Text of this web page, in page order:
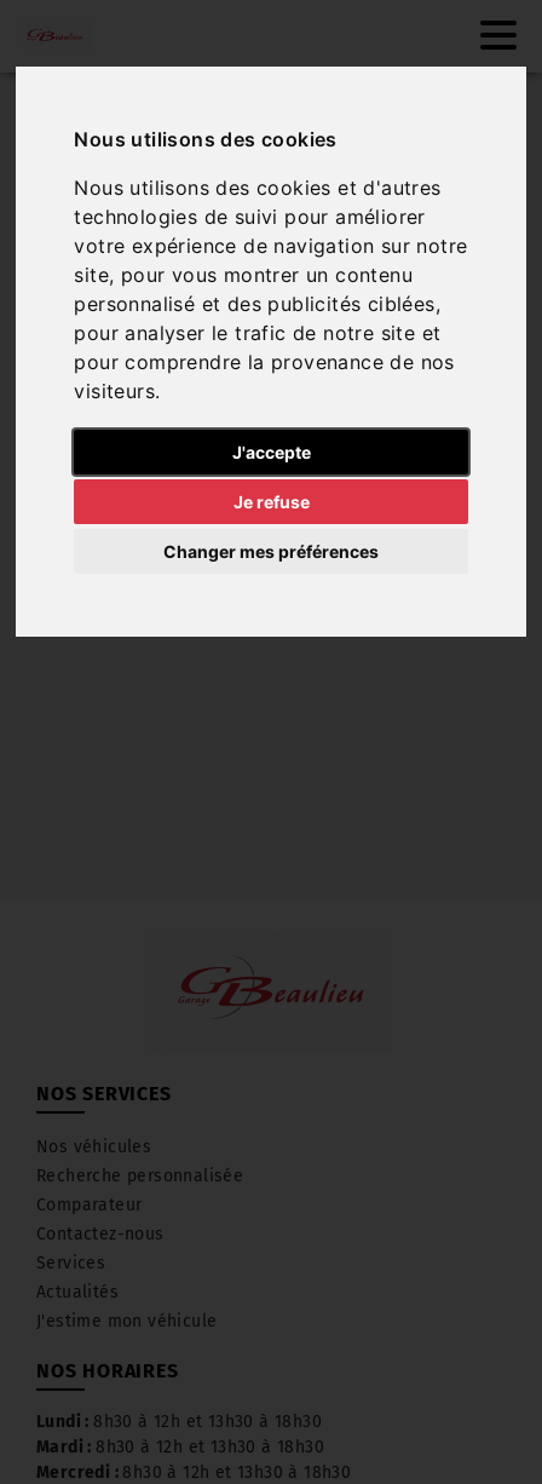
Nous utilisons des cookies
Nous utilisons des cookies et d'autres
technologies de suivi pour améliorer
votre expérience de navigation sur notre
site, pour vous montrer un contenu
personnalisé et des publicités ciblées,
pour analyser le trafic de notre site et
pour comprendre la provenance de nos
visiteurs.
J'accepte
Je refuse
Changer mes préférences
Comparateur de
véhicules
Aucun véhicule dans le comparateur, vous
pouvez en ajouter via notre page de véhicules
véhicules
NOS SERVICES
Nos véhicules
Recherche personnalisée
Comparateur
Contactez-nous
Services
Actualités
J'estime mon véhicule
NOS HORAIRES
Lundi : 8h30 à 12h et 13h30 à 18h30
Mardi : 8h30 à 12h et 13h30 à 18h30
Mercredi : 8h30 à 12h et 13h30 à 18h30